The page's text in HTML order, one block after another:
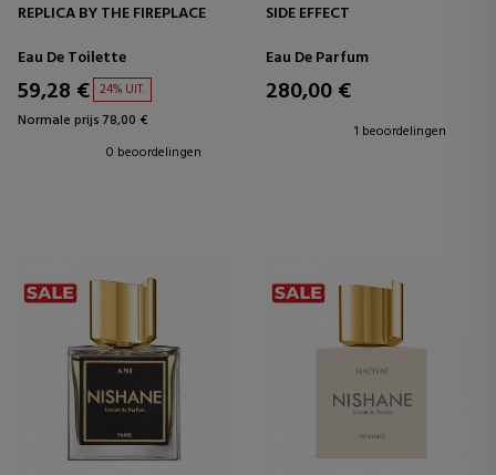
REPLICA BY THE FIREPLACE
Eau De Toilette
59,28 € 24% UIT.
Normale prijs 78,00 €
0 beoordelingen
SIDE EFFECT
Eau De Parfum
280,00 €
1 beoordelingen